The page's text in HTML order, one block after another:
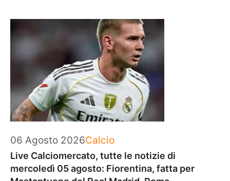
06 Agosto 2026Categorie
Calcio
Live Calciomercato, tutte le notizie di
mercoledì 05 agosto: Fiorentina, fatta per